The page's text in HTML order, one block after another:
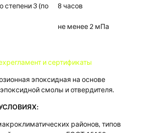
3 (по
8 часов
не менее 2 мПа
и сертификаты
эпоксидная на основе
смолы и отвердителя.
районов, типов